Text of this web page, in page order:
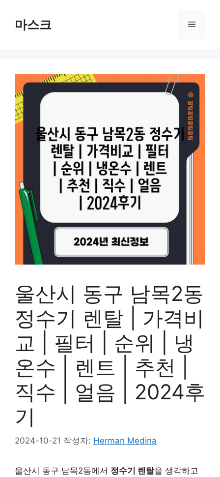
마스크 메
울산시 동구 남목2동
정수기 렌탈 | 가격비
교 | 필터 | 순위 | 냉
온수 | 렌트 | 추천 |
직수 | 얼음 | 2024후
기
2024-10-21 작성자: Herman Medina
울산시 동구 남목2동에서 정수기 렌탈을 생각하고